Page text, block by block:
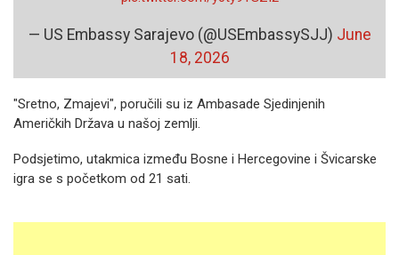
— US Embassy Sarajevo (@USEmbassySJJ) June
18, 2026
"Sretno, Zmajevi", poručili su iz Ambasade Sjedinjenih
Američkih Država u našoj zemlji.
Podsjetimo, utakmica između Bosne i Hercegovine i Švicarske
igra se s početkom od 21 sati.